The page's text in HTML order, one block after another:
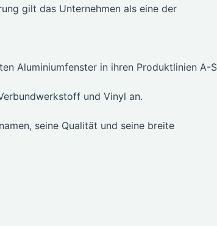
gilt das Unternehmen als eine der
Aluminiumfenster in ihren Produktlinien A-
und Vinyl an.
seine Qualität und seine breite